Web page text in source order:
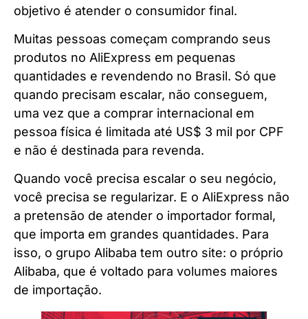
objetivo é atender o consumidor final.
Muitas pessoas começam comprando seus
produtos no AliExpress em pequenas
quantidades e revendendo no Brasil. Só que
quando precisam escalar, não conseguem,
uma vez que a comprar internacional em
pessoa física é limitada até US$ 3 mil por CPF
e não é destinada para revenda.
Quando você precisa escalar o seu negócio,
você precisa se regularizar. E o AliExpress não
a pretensão de atender o importador formal,
que importa em grandes quantidades. Para
isso, o grupo Alibaba tem outro site: o próprio
Alibaba, que é voltado para volumes maiores
de importação.